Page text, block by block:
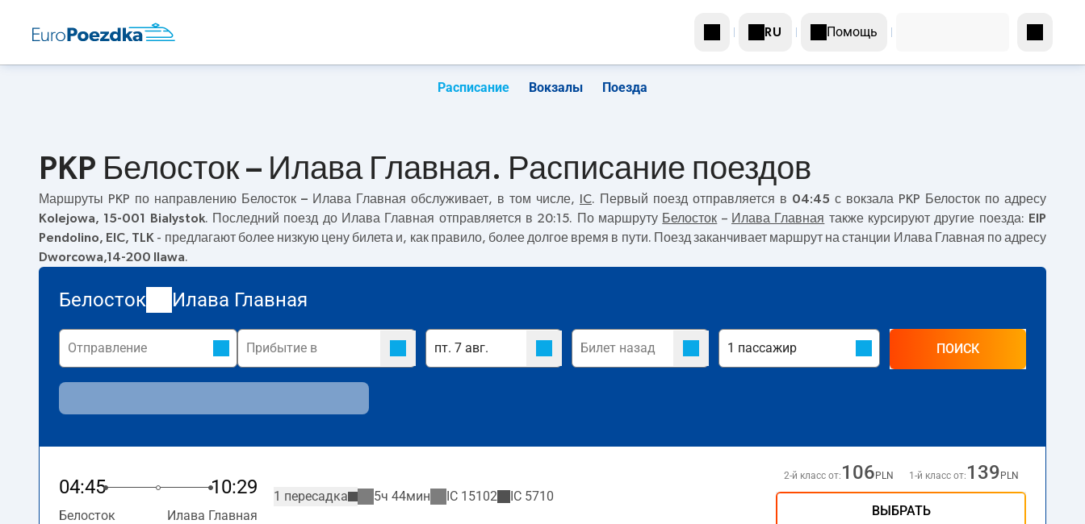
RU Помощь
Расписание Вокзалы Поезда
PKP Белосток – Илава Главная. Расписание поездов
Маршруты PKP по направлению Белосток – Илава Главная обслуживает, в том числе, IC. Первый поезд отправляется в 04:45 с вокзала PKP Белосток по адресу
Kolejowa, 15-001 Bialystok. Последний поезд до Илава Главная отправляется в 20:15. По маршруту Белосток – Илава Главная также курсируют другие поезда: EIP
Pendolino, EIC, TLK - предлагают более низкую цену билета и, как правило, более долгое время в пути. Поезд заканчивает маршрут на станции Илава Главная по адресу
Dworcowa,14-200 Ilawa.
Белосток Илава Главная
ПОИСК
04:45 10:29
Белосток Илава Главная
1 пересадка 5ч 44мин IC 15102 IC 5710
2-й класс от: 106 PLN 1-й класс от: 139 PLN
ВЫБРАТЬ